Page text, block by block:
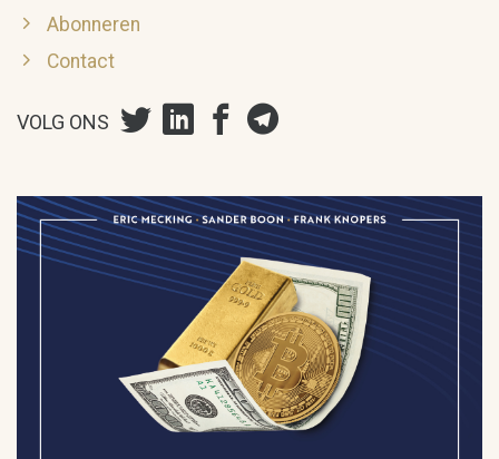
Abonneren
Contact
VOLG ONS